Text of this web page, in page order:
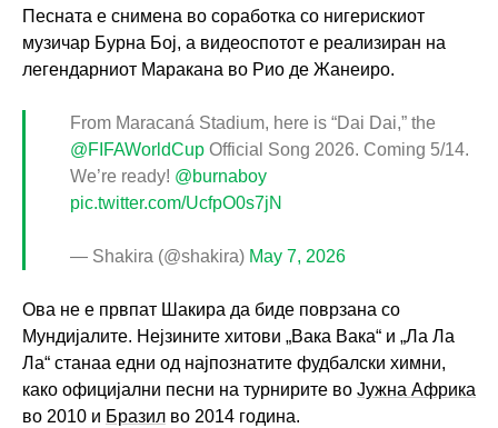
Песната е снимена во соработка со нигерискиот
музичар Бурна Бој, а видеоспотот е реализиран на
легендарниот Маракана во Рио де Жанеиро.
From Maracaná Stadium, here is “Dai Dai,” the
@FIFAWorldCup Official Song 2026. Coming 5/14.
We’re ready! @burnaboy
pic.twitter.com/UcfpO0s7jN
— Shakira (@shakira) May 7, 2026
Ова не е првпат Шакира да биде поврзана со
Мундијалите. Нејзините хитови „Вака Вака“ и „Ла Ла
Ла“ станаа едни од најпознатите фудбалски химни,
како официјални песни на турнирите во Јужна Африка
во 2010 и Бразил во 2014 година.